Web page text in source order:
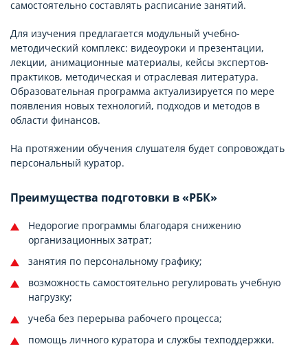
самостоятельно составлять расписание занятий.
Для изучения предлагается модульный учебно-
методический комплекс: видеоуроки и презентации,
лекции, анимационные материалы, кейсы экспертов-
практиков, методическая и отраслевая литература.
Образовательная программа актуализируется по мере
появления новых технологий, подходов и методов в
области финансов.
На протяжении обучения слушателя будет сопровождать
персональный куратор.
Преимущества подготовки в «РБК»
Недорогие программы благодаря снижению
организационных затрат;
занятия по персональному графику;
возможность самостоятельно регулировать учебную
нагрузку;
учеба без перерыва рабочего процесса;
помощь личного куратора и службы техподдержки.